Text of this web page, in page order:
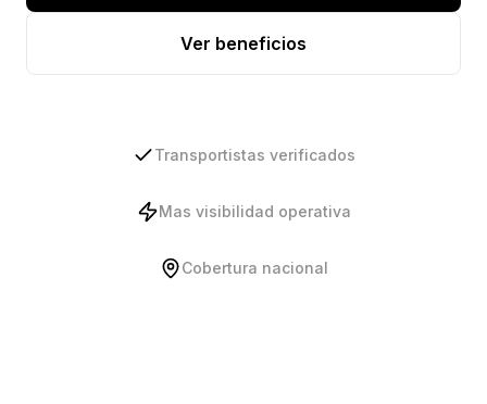
Ver beneficios
Transportistas verificados
Mas visibilidad operativa
Cobertura nacional